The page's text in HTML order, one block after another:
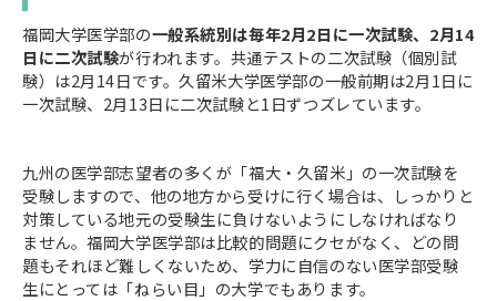
福岡大学医学部の一般系統別は毎年2月2日に一次試験、2月14
日に二次試験が行われます。共通テストの二次試験（個別試
験）は2月14日です。久留米大学医学部の一般前期は2月1日に
一次試験、2月13日に二次試験と1日ずつズレています。
九州の医学部志望者の多くが「福大・久留米」の一次試験を
受験しますので、他の地方から受けに行く場合は、しっかりと
対策している地元の受験生に負けないようにしなければなり
ません。福岡大学医学部は比較的問題にクセがなく、どの問
題もそれほど難しくないため、学力に自信のない医学部受験
生にとっては「ねらい目」の大学でもあります。